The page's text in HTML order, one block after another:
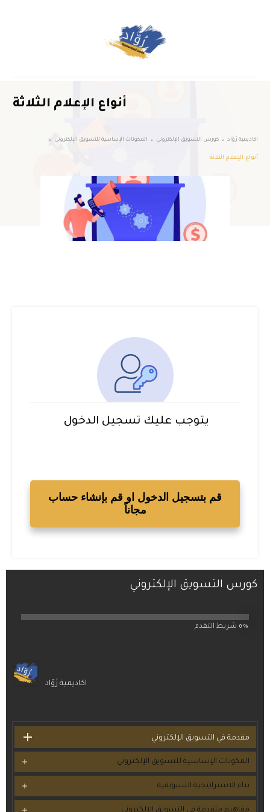
أنواع الإعلام الثلاثة
اكاديمية رُوّاد كورس التسويق الإلكتروني المكونات الإساسية للتسويق الإلكتروني
أنواع الإعلام الثلاثة
يتوجب عليك تسجيل الدخول
قم بتسجيل الدخول او قم بإنشاء حساب
مجاناً
كورس التسويق الإلكتروني
0% شريط التقدم
اكاديمية رُوّاد
مقدمة في التسويق الإلكتروني
المكونات الإساسية للتسويق الإلكتروني
بناء الاستراتيجية التسويقية
مفاهيم متقدمة في التسويق الإلكتروني